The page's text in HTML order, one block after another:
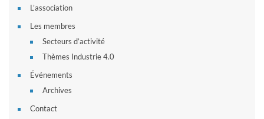
L’association
Les membres
Secteurs d’activité
Thèmes Industrie 4.0
Événements
Archives
Contact